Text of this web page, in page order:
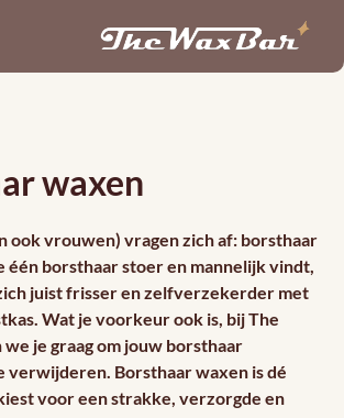
waxen
ook vrouwen) vragen zich af: borsthaar
één borsthaar stoer en mannelijk vindt,
juist frisser en zelfverzekerder met
Wat je voorkeur ook is, bij The
je graag om jouw borsthaar
verwijderen. Borsthaar waxen is dé
voor een strakke, verzorgde en